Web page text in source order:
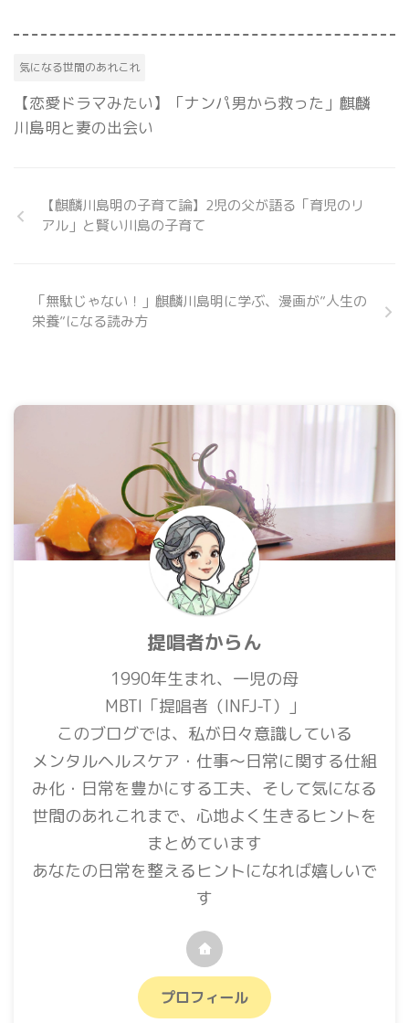
気になる世間のあれこれ
【恋愛ドラマみたい】「ナンパ男から救った」麒麟
川島明と妻の出会い
【麒麟川島明の子育て論】2児の父が語る「育児のリ
アル」と賢い川島の子育て
「無駄じゃない！」麒麟川島明に学ぶ、漫画が”人生の
栄養”になる読み方
提唱者からん
1990年生まれ、一児の母
MBTI「提唱者（INFJ-T）」
このブログでは、私が日々意識している
メンタルヘルスケア・仕事〜日常に関する仕組
み化・日常を豊かにする工夫、そして気になる
世間のあれこれまで、心地よく生きるヒントを
まとめています
あなたの日常を整えるヒントになれば嬉しいで
す
プロフィール